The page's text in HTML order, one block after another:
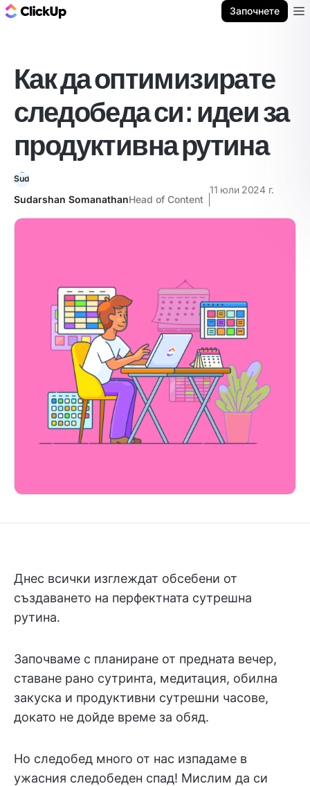
Започнете
Как да оптимизирате
следобеда си: идеи за
продуктивна рутина
Sudarshan SomanathanHead of Content
11 юли 2024 г.
Днес всички изглеждат обсебени от
създаването на перфектната сутрешна
рутина.
Започваме с планиране от предната вечер,
ставане рано сутринта, медитация, обилна
закуска и продуктивни сутрешни часове,
докато не дойде време за обяд.
Но следобед много от нас изпадаме в
ужасния следобеден спад! Мислим да си